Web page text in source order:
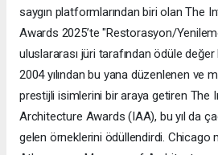
saygın platformlarından biri olan The
Awards 2025’te "Restorasyon/
uluslararası jüri tarafından ödüle değer
2004 yılından bu yana düzenlenen ve
prestijli isimlerini bir araya getiren The
Architecture Awards (IAA), bu yıl da
gelen örneklerini ödüllendirdi. Chicago